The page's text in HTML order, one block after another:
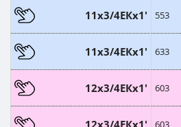
11х3/4ЕКx1' 553
11х3/4ЕКx1' 633
12х3/4ЕКx1' 603
12х3/4ЕКx1' 603